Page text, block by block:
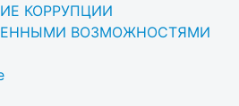
КОРРУПЦИИ
ВОЗМОЖНОСТЯМИ